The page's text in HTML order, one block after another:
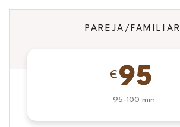
PAREJA/FAMILIAR
€ 95
95-100 min